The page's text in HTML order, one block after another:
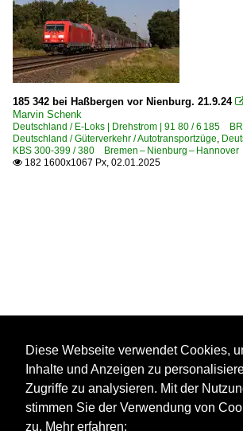
185 342 bei Haßbergen vor Nienburg. 21.9.24
Marvin Schenk
Deutschland / E-Loks | Drehstrom | 91 80 / 6 185
Deutschland / Güterverkehr / Autotransportzüge,
KBS 300-399 / 380 Bremen – Nienburg – Hannover
 182 1600x1067 Px, 02.01.2025
Diese Webseite verwendet Cookies,
Inhalte und Anzeigen zu
Zugriffe zu analysieren. Mit der
stimmen Sie der Verwendung von
zu. Mehr erfahren: